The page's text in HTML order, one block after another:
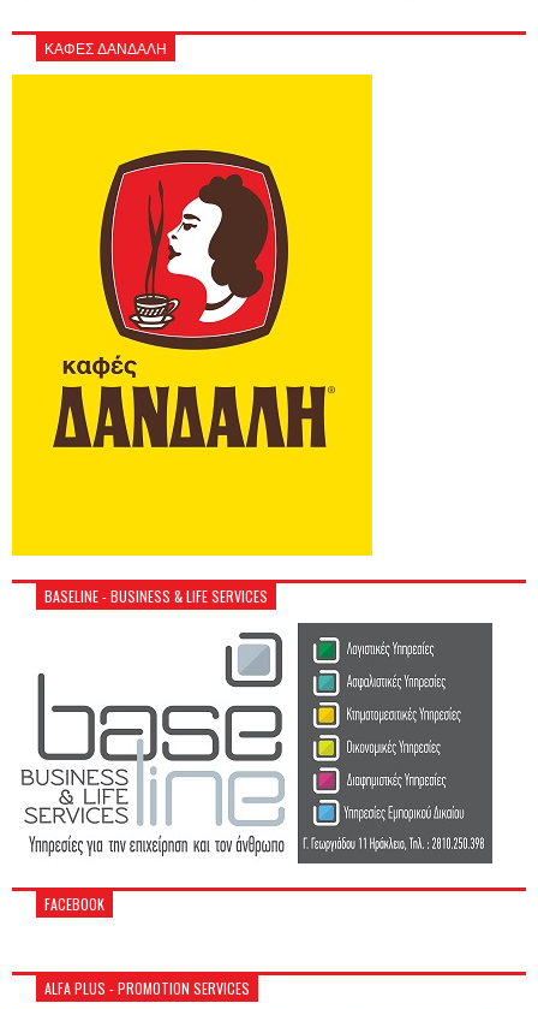
ΚΑΦΕΣ ΔΑΝΔΑΛΗ
BASELINE - BUSINESS & LIFE SERVICES
FACEBOOK
ALFA PLUS - PROMOTION SERVICES